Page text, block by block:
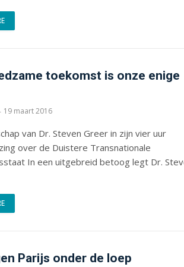
toekomst is onze enige
19 maart 2016
van Dr. Steven Greer in zijn vier uur
over de Duistere Transnationale
In een uitgebreid betoog legt Dr.
Parijs onder de loep